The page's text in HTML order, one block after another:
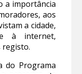
a importância
aos
a cidade,
à internet,
registo.
do Programa